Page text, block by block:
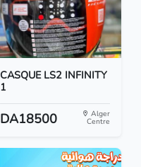
CASQUE LS2 INFINITY
1
DA18500 Alger
Centre